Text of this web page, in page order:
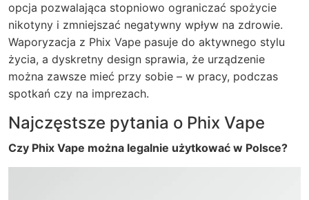
opcja pozwalająca stopniowo ograniczać spożycie
nikotyny i zmniejszać negatywny wpływ na zdrowie.
Waporyzacja z Phix Vape pasuje do aktywnego stylu
życia, a dyskretny design sprawia, że urządzenie
można zawsze mieć przy sobie – w pracy, podczas
spotkań czy na imprezach.
Najczęstsze pytania o Phix Vape
Czy Phix Vape można legalnie użytkować w Polsce?